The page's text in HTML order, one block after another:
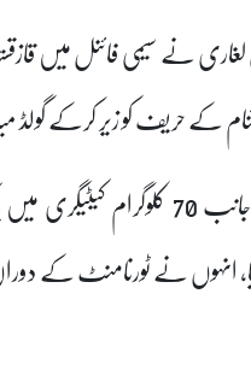
لغاری نے سیمی فائنل میں
کے حریف کو زیر کرکے
دوسری جانب 70
انہوں نے ٹورنامنٹ کے